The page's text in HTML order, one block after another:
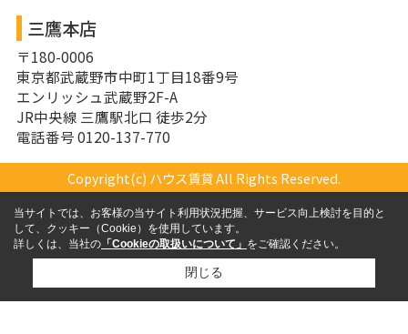
三鷹本店
〒180-0006
東京都武蔵野市中町1丁目18番9号
エンリッシュ武蔵野2F-A
JR中央線 三鷹駅北口 徒歩2分
電話番号 0120-137-770
Copyright(c) ハウス賃貸 All Rights Reserved.
当サイトでは、お客様の当サイト利用状況把握、サービス向上検討を目的と
して、クッキー（Cookie）を使用しています。
詳しくは、当社の 「Cookieの取扱いについて」 をご確認ください。
閉じる